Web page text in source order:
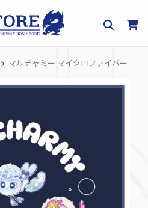
マルチャミー マイクロファイバー